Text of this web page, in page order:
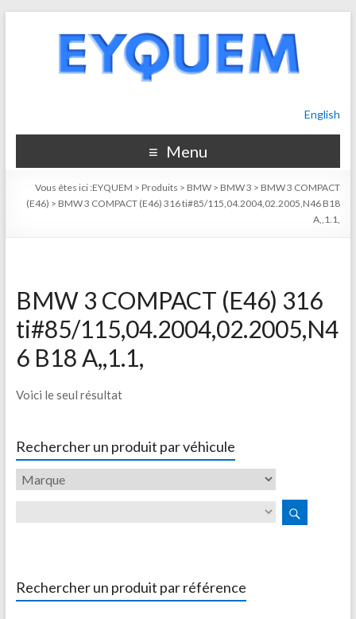
English
Menu
Vous êtes ici :EYQUEM > Produits > BMW > BMW 3 > BMW 3 COMPACT
(E46) > BMW 3 COMPACT (E46) 316 ti#85/115,04.2004,02.2005,N46 B18
A,,1.1,
BMW 3 COMPACT (E46) 316
ti#85/115,04.2004,02.2005,N4
6 B18 A,,1.1,
Voici le seul résultat
Rechercher un produit par véhicule
Rechercher un produit par référence